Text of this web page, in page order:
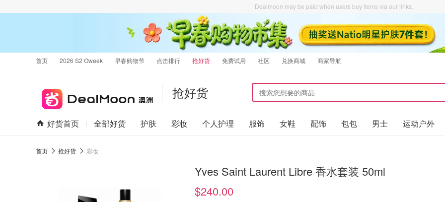
Dealmoon may be paid when users buy items via our links.
首页 2026 S2 Oweek 早春购物节 点击排行 抢好货 免费试用 社区 兑换商城 商家导航
抢好货
好货首页 全部好货 护肤 彩妆 个人护理 服饰 女鞋 配饰 包包 男士 运动户外
首页 抢好货 彩妆
Yves Saint Laurent Libre 香水套装 50ml
$240.00